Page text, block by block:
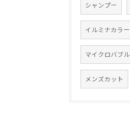
シャンプー
イルミナカラー
マイクロバブル
メンズカット